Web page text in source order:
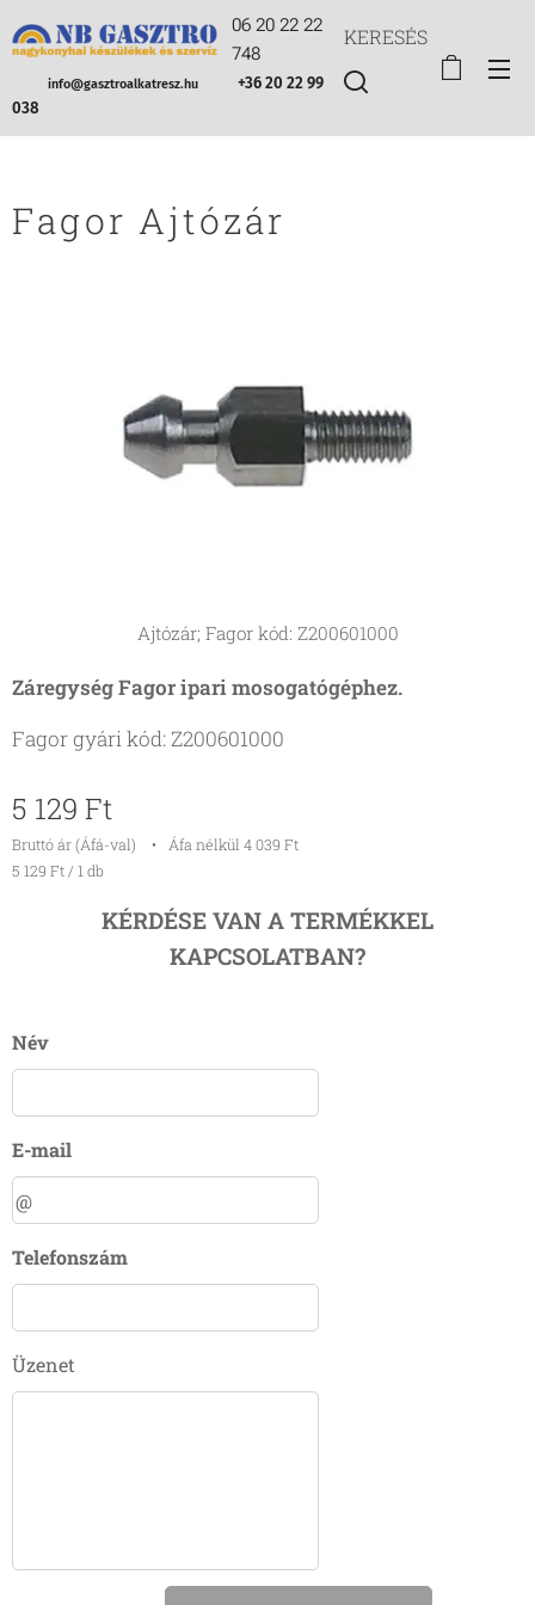
06 20 22 22
748
info@gasztroalkatresz.hu
+36 20 22 99
038
KERESÉS
Fagor Ajtózár
Ajtózár; Fagor kód: Z200601000
Záregység Fagor ipari mosogatógéphez.
Fagor gyári kód: Z200601000
5 129 Ft
Bruttó ár (Áfá-val)
Áfa nélkül 4 039 Ft
5 129 Ft / 1 db
KÉRDÉSE VAN A TERMÉKKEL
KAPCSOLATBAN?
Név
E-mail
Telefonszám
Üzenet